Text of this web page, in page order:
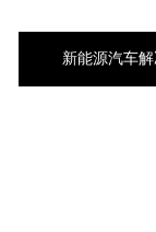
新能源汽车